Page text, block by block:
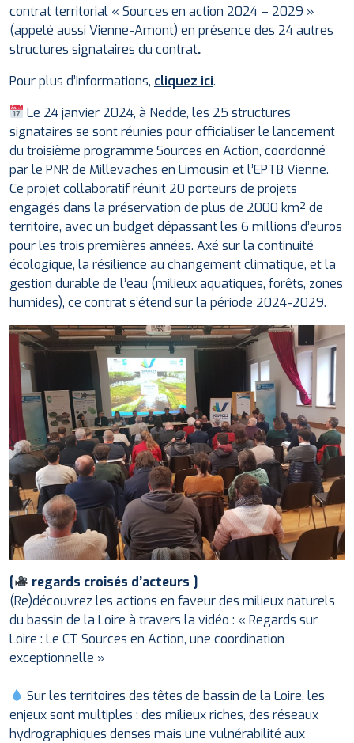
contrat territorial « Sources en action 2024 – 2029 »
(appelé aussi Vienne-Amont) en présence des 24 autres
structures signataires du contrat.
Pour plus d’informations, cliquez ici.
Le 24 janvier 2024, à Nedde, les 25 structures
signataires se sont réunies pour officialiser le lancement
du troisième programme Sources en Action, coordonné
par le PNR de Millevaches en Limousin et l’EPTB Vienne.
Ce projet collaboratif réunit 20 porteurs de projets
engagés dans la préservation de plus de 2000 km² de
territoire, avec un budget dépassant les 6 millions d’euros
pour les trois premières années. Axé sur la continuité
écologique, la résilience au changement climatique, et la
gestion durable de l’eau (milieux aquatiques, forêts, zones
humides), ce contrat s’étend sur la période 2024-2029.
[
regards croisés d’acteurs ]
(Re)découvrez les actions en faveur des milieux naturels
du bassin de la Loire à travers la vidéo : « Regards sur
Loire : Le CT Sources en Action, une coordination
exceptionnelle »
Sur les territoires des têtes de bassin de la Loire, les
enjeux sont multiples : des milieux riches, des réseaux
hydrographiques denses mais une vulnérabilité aux